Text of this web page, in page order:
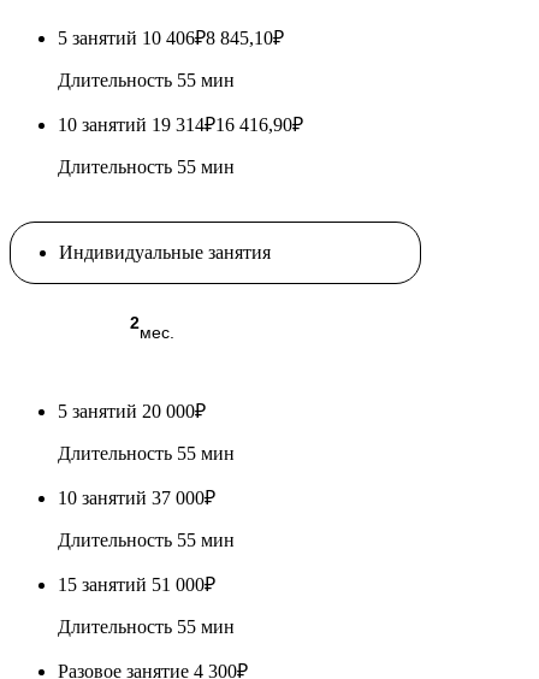
5 занятий 10 406₽8 845,10₽
Длительность 55 мин
10 занятий 19 314₽16 416,90₽
Длительность 55 мин
Индивидуальные занятия
2мес.
5 занятий 20 000₽
Длительность 55 мин
10 занятий 37 000₽
Длительность 55 мин
15 занятий 51 000₽
Длительность 55 мин
Разовое занятие 4 300₽